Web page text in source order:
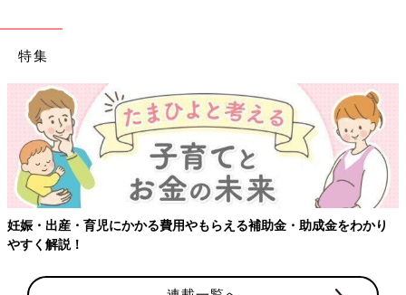
特集
妊娠・出産・育児にかかる費用やもらえる補助金・助成金をわかり
やすく解説！